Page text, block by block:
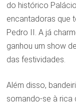
do histórico
encantadoras que
Pedro II. A já
ganhou um show
das festividades.
Além disso,
somando-se à rica